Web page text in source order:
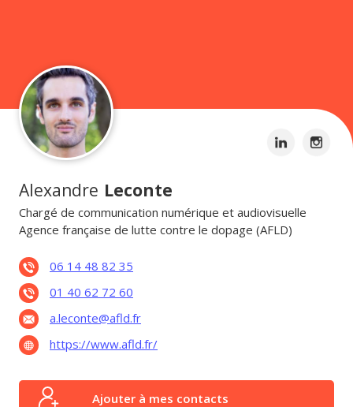
Alexandre Leconte
Chargé de communication numérique et audiovisuelle
Agence française de lutte contre le dopage (AFLD)
06 14 48 82 35
01 40 62 72 60
a.leconte@afld.fr
https://www.afld.fr/
Ajouter à mes contacts